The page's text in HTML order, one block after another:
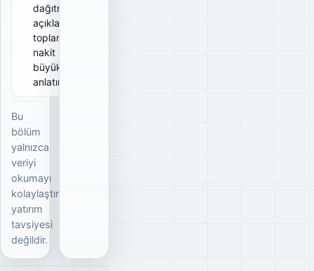
dağıtmayı
açıkladığı
toplam brüt
nakit
büyüklüğünü
anlatır.
Bu
bölüm
yalnızca
veriyi
okumayı
kolaylaştırır;
yatırım
tavsiyesi
değildir.